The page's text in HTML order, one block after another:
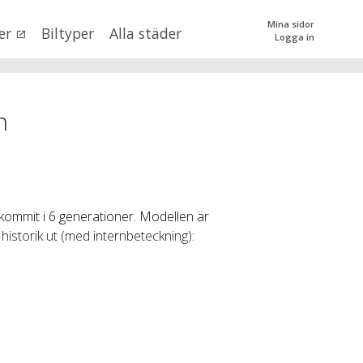
Biltyper Alla städer
Mina sidor
Logga in
0 kr tillmer än 500000
i 6 generationer. Modellen är
ut (med internbeteckning):